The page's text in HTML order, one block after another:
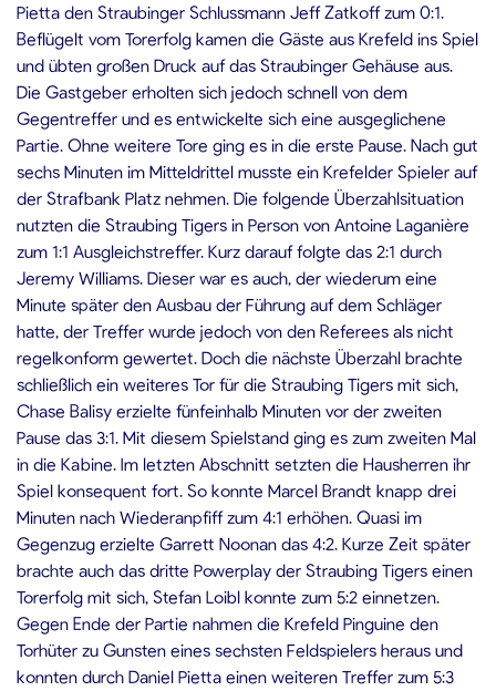
Pietta den Straubinger Schlussmann Jeff Zatkoff zum 0:1.
Beflügelt vom Torerfolg kamen die Gäste aus Krefeld ins Spiel
und übten großen Druck auf das Straubinger Gehäuse aus.
Die Gastgeber erholten sich jedoch schnell von dem
Gegentreffer und es entwickelte sich eine ausgeglichene
Partie. Ohne weitere Tore ging es in die erste Pause. Nach gut
sechs Minuten im Mitteldrittel musste ein Krefelder Spieler auf
der Strafbank Platz nehmen. Die folgende Überzahlsituation
nutzten die Straubing Tigers in Person von Antoine Laganière
zum 1:1 Ausgleichstreffer. Kurz darauf folgte das 2:1 durch
Jeremy Williams. Dieser war es auch, der wiederum eine
Minute später den Ausbau der Führung auf dem Schläger
hatte, der Treffer wurde jedoch von den Referees als nicht
regelkonform gewertet. Doch die nächste Überzahl brachte
schließlich ein weiteres Tor für die Straubing Tigers mit sich,
Chase Balisy erzielte fünfeinhalb Minuten vor der zweiten
Pause das 3:1. Mit diesem Spielstand ging es zum zweiten Mal
in die Kabine. Im letzten Abschnitt setzten die Hausherren ihr
Spiel konsequent fort. So konnte Marcel Brandt knapp drei
Minuten nach Wiederanpfiff zum 4:1 erhöhen. Quasi im
Gegenzug erzielte Garrett Noonan das 4:2. Kurze Zeit später
brachte auch das dritte Powerplay der Straubing Tigers einen
Torerfolg mit sich, Stefan Loibl konnte zum 5:2 einnetzen.
Gegen Ende der Partie nahmen die Krefeld Pinguine den
Torhüter zu Gunsten eines sechsten Feldspielers heraus und
konnten durch Daniel Pietta einen weiteren Treffer zum 5:3